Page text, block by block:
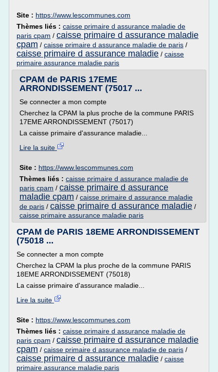
Site : https://www.lescommunes.com
Thèmes liés : caisse primaire d assurance maladie de
paris cpam / caisse primaire d assurance maladie
cpam / caisse primaire d assurance maladie de paris /
caisse primaire d assurance maladie / caisse
primaire assurance maladie paris
CPAM de PARIS 17EME
ARRONDISSEMENT (75017 ...
Se connecter a mon compte
Cherchez la CPAM la plus proche de la commune PARIS
17EME ARRONDISSEMENT (75017)
La caisse primaire d'assurance maladie...
Lire la suite
Site : https://www.lescommunes.com
Thèmes liés : caisse primaire d assurance maladie de
paris cpam / caisse primaire d assurance
maladie cpam / caisse primaire d assurance maladie
de paris / caisse primaire d assurance maladie /
caisse primaire assurance maladie paris
CPAM de PARIS 18EME ARRONDISSEMENT
(75018 ...
Se connecter a mon compte
Cherchez la CPAM la plus proche de la commune PARIS
18EME ARRONDISSEMENT (75018)
La caisse primaire d'assurance maladie...
Lire la suite
Site : https://www.lescommunes.com
Thèmes liés : caisse primaire d assurance maladie de
paris cpam / caisse primaire d assurance maladie
cpam / caisse primaire d assurance maladie de paris /
caisse primaire d assurance maladie / caisse
primaire assurance maladie paris